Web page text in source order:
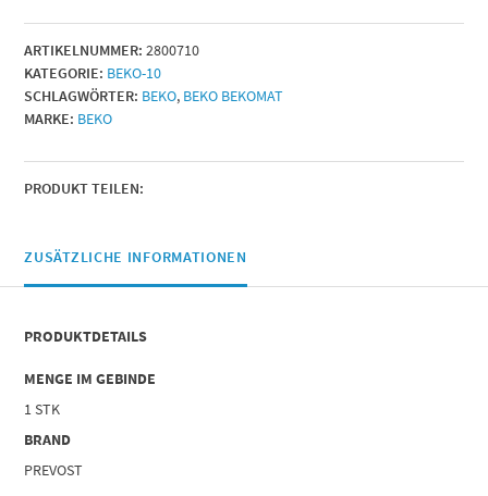
6,
6CO,
6
CO
LA
komplett
24VDV
ARTIKELNUMMER: 2800710
KATEGORIE: BEKO-10
SCHLAGWÖRTER: BEKO, BEKO BEKOMAT
MARKE: BEKO
PRODUKT TEILEN:
ZUSÄTZLICHE INFORMATIONEN
PRODUKTDETAILS
MENGE IM GEBINDE
1 STK
BRAND
PREVOST